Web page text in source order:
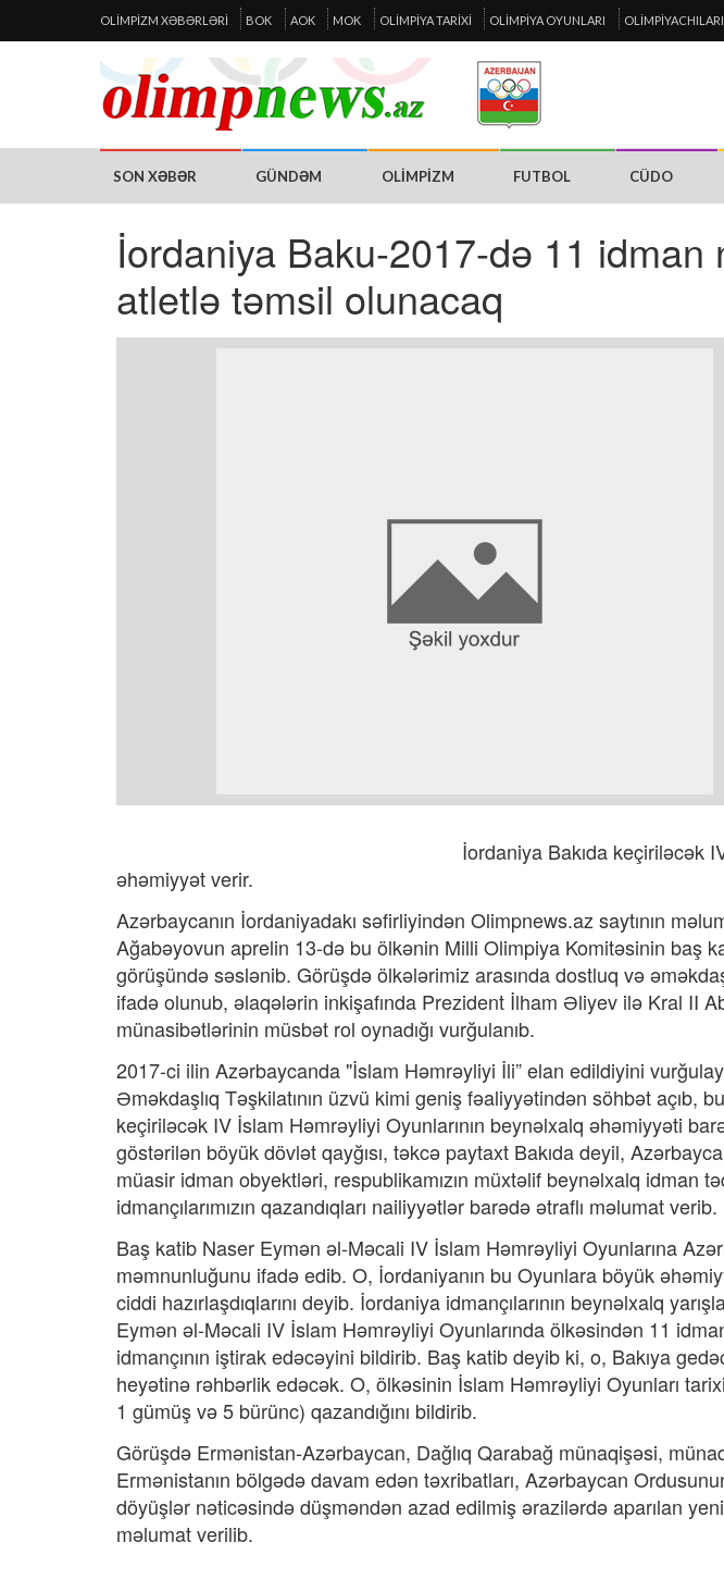
OLIMPIZM XƏBƏRLƏRI BOK AOK MOK OLIMPIYA TARIXI OLIMPIYA OYUNLARI
SON XƏBƏR GÜNDƏM OLIMPIZM FUTBOL CÜDO
İordaniya Baku-2017-də 11 idman
atletlə təmsil olunacaq
İordaniya Bakıda keçiriləcək
əhəmiyyət verir.
Azərbaycanın İordaniyadakı səfirliyindən Olimpnews.az saytının
Ağabəyovun aprelin 13-də bu ölkənin Milli Olimpiya Komitəsinin baş
görüşündə səslənib. Görüşdə ölkələrimiz arasında dostluq və
ifadə olunub, əlaqələrin inkişafında Prezident İlham Əliyev ilə Kral II
münasibətlərinin müsbət rol oynadığı vurğulanıb.
2017-ci ilin Azərbaycanda "İslam Həmrəyliyi İli” elan edildiyini
Əməkdaşlıq Təşkilatının üzvü kimi geniş fəaliyyətindən söhbət açıb,
keçiriləcək IV İslam Həmrəyliyi Oyunlarının beynəlxalq əhəmiyyəti
göstərilən böyük dövlət qayğısı, təkcə paytaxt Bakıda deyil,
müasir idman obyektləri, respublikamızın müxtəlif beynəlxalq idman
idmançılarımızın qazandıqları nailiyyətlər barədə ətraflı məlumat verib.
Baş katib Naser Eymən əl-Məcali IV İslam Həmrəyliyi Oyunlarına
məmnunluğunu ifadə edib. O, İordaniyanın bu Oyunlara böyük
ciddi hazırlaşdıqlarını deyib. İordaniya idmançılarının beynəlxalq
Eymən əl-Məcali IV İslam Həmrəyliyi Oyunlarında ölkəsindən 11
idmançının iştirak edəcəyini bildirib. Baş katib deyib ki, o, Bakıya
heyətinə rəhbərlik edəcək. O, ölkəsinin İslam Həmrəyliyi Oyunları
1 gümüş və 5 bürünc) qazandığını bildirib.
Görüşdə Ermənistan-Azərbaycan, Dağlıq Qarabağ münaqişəsi,
Ermənistanın bölgədə davam edən təxribatları, Azərbaycan
döyüşlər nəticəsində düşməndən azad edilmiş ərazilərdə aparılan
məlumat verilib.